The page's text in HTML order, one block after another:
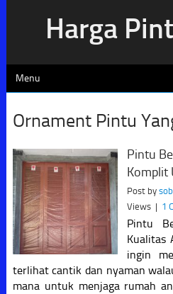
Harga
Menu
Ornament Pintu
Pintu
Komplit
Post by
Views | 1
Pintu
Kualitas
ingin
terlihat cantik dan nyaman
mana untuk menjaga rumah